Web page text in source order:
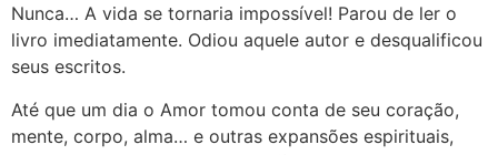
Nunca… A vida se tornaria impossível! Parou de ler o
livro imediatamente. Odiou aquele autor e desqualificou
seus escritos.
Até que um dia o Amor tomou conta de seu coração,
mente, corpo, alma… e outras expansões espirituais,